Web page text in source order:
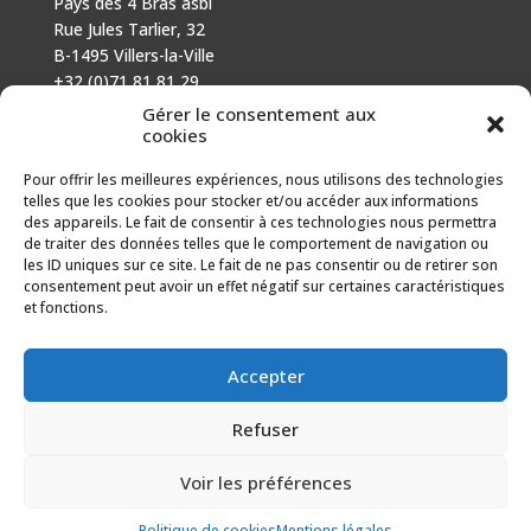
Gérer le consentement aux
cookies
Pour offrir les meilleures expériences, nous utilisons des technologies
telles que les cookies pour stocker et/ou accéder aux informations
des appareils. Le fait de consentir à ces technologies nous permettra
de traiter des données telles que le comportement de navigation ou
les ID uniques sur ce site. Le fait de ne pas consentir ou de retirer son
consentement peut avoir un effet négatif sur certaines caractéristiques
et fonctions.
Accepter
Refuser
Voir les préférences
Rue Jules Tarlier, 32
B-1495 Villers-la-Ville
+32 (0)71 81 81 29
N° d’entreprise : 666 464 432
Mentions légales
AVEC LE SOUTIEN DE
Fonds européen agricole pour le développement rural :
l’Europe investit dans les zones rurales.